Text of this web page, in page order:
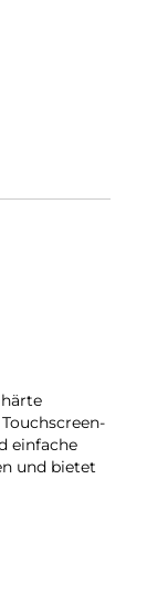
einfache
und bietet